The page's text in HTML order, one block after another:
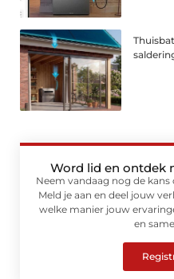
Word lid en ontdek
Neem vandaag nog de
Meld je aan en deel jouw
welke manier jouw
en